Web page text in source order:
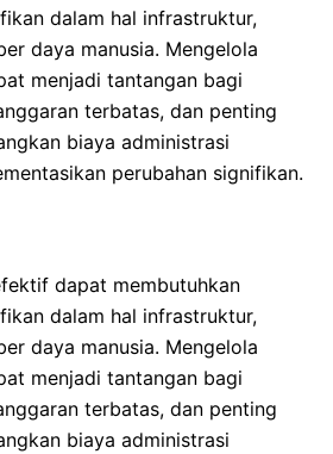
dalam hal infrastruktur,
daya manusia. Mengelola
menjadi tantangan bagi
terbatas, dan penting
biaya administrasi
perubahan signifikan.
dapat membutuhkan
dalam hal infrastruktur,
daya manusia. Mengelola
menjadi tantangan bagi
terbatas, dan penting
biaya administrasi